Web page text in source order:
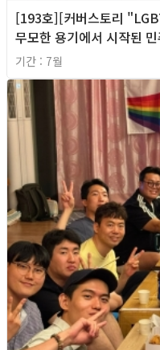
[193호][커버스토리
무모한 용기에서 시작된
기간 : 7월